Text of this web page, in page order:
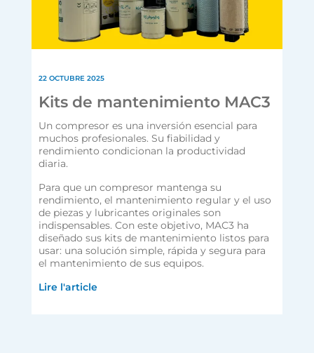
22 OCTUBRE 2025
Kits de mantenimiento MAC3
Un compresor es una inversión esencial para
muchos profesionales. Su fiabilidad y
rendimiento condicionan la productividad
diaria.
Para que un compresor mantenga su
rendimiento, el mantenimiento regular y el uso
de piezas y lubricantes originales son
indispensables. Con este objetivo, MAC3 ha
diseñado sus kits de mantenimiento listos para
usar: una solución simple, rápida y segura para
el mantenimiento de sus equipos.
Lire l'article